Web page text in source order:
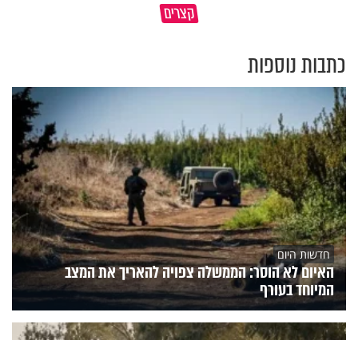
קצריםמדוע האמונה נמשלה למלח?
כתבות נוספות
חדשות היום
האיום לא הוסר: הממשלה צפויה להאריך את המצב
המיוחד בעורף